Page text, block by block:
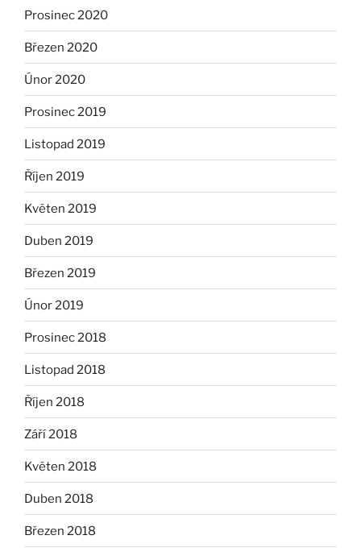
Prosinec 2020
Březen 2020
Únor 2020
Prosinec 2019
Listopad 2019
Říjen 2019
Květen 2019
Duben 2019
Březen 2019
Únor 2019
Prosinec 2018
Listopad 2018
Říjen 2018
Září 2018
Květen 2018
Duben 2018
Březen 2018